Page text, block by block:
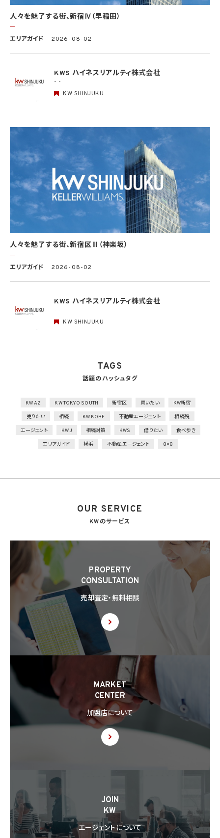
供が第8.1項各号のいずれかに該当するとき
5.3 当社は、第三者から個人情報の提供を受けるに際しては、個人情報保護委員会規則
該個人情報の提供が第4.1項各号のいずれかに該当する場合又は第8.1項各号のいずれ
(2) 当該第三者による当該個人情報の取得の経緯
6. 個人情報の安全管理
当社は、個人情報の紛失、破壊、改ざん及び漏洩などのリスクに対して、個人情報の安全
全管理が図られるよう、必要かつ適切な監督を行います。当社の保有個人データに関す
る具体的な安全管理措置の内容は、以下のとおりです。
基本方針の策定
個人データの適正な取扱いの確保のため、「関係法令・ガイドライン等の遵守」、「質問及
び苦情処理の窓口」等についての基本方針として、本プライバシーポリシーを策定
個人データの取扱いに係る規律の整備
取得、利用、保存、提供、削除・廃棄等の段階ごとに、取扱方法、責任者・担当者及びその
任務等について個人データの取扱規程を策定
組織的安全管理措置
1）個人データの取扱いに関する責任者を設置するとともに、個人データを取り扱う従業
者及び当該従業者が取り扱う個人データの範囲を明確化し、法や取扱規程に違反してい
部の者による監査を実施
1）個人データの取扱いに関する留意事項について、従業者に定期的な研修を実施
2）個人データについての秘密保持に関する事項を就業規則に記載
物理的安全管理措置
合、容易に個人データが判明しないよう措置を実施
2）個人データを取り扱う情報システムを外部からの不正アクセス又は不正ソフトウェア
外的環境の把握
全管理措置を実施
8.1 当社は、第4.1項各号のいずれかに該当する場合を除くほか、あらかじめ本人の同意を
(1) 利用目的の達成に必要な範囲内において個人情報の取扱いの全部又は一部を委託
することに伴って個人情報を提供する場合
(2) 合併その他の事由による事業の承継に伴って個人情報が提供される場合
(3) 第9項の定めに基づき共同利用する場合
8.2 第8.1項の定めにかかわらず、当社は、第4.1項各号のいずれかに該当する場合を除く
ほか、外国（個人情報保護法第28条に基づき個人情報保護委員会規則で指定される国
を除きます。）にある第三者（個人情報保護法第28条に基づき個人情報保護委員会規則
で指定される基準に適合する体制を整備している者を除きます。）に個人情報を提供する
場合には、あらかじめ外国にある第三者への提供を認める旨の本人の同意を得るもの
とします。
8.3 第8.2項に基づき外国にある第三者への提供につき本人の同意を得る場合、以下の
事項について本人に情報を提供するものとします。但し、第1号の事項が特定できない場
合、第1号及び第2号の事項に代えて、第1号の事項が特定できない旨及びその理由、並び
に当該事項に代わる本人に参考となるべき情報があれば当該情報を提供するものとし
ます。
(1) 当該外国の名称
(2) 当該外国における個人情報の保護に関する制度に関する情報
(3) 当該第三者が講じる個人情報の保護のための措置に関する情報（当該情報を提供
できない場合は、その旨及びその理由）
8.4 当社は、個人情報を第三者に提供したときは、個人情報保護法第29条に従い、記録
8.6 当社は、個人情報を第三者に提供した第三者から、個人情報の第三者提供及び提
供された個人情報の利用方法について本人の同意を取得したことを証する記録を提出
するように求められた場合、当該第三者に対し当該記録を提出することがあります。
9. 共同利用
人々を魅了する街、新宿Ⅳ（早稲田）
エリアガイド 2026-08-02
KWS ハイネスリアルティ株式会社
- -
KW SHINJUKU
人々を魅了する街、新宿区Ⅲ（神楽坂）
エリアガイド 2026-08-02
KWS ハイネスリアルティ株式会社
- -
KW SHINJUKU
TAGS
話題のハッシュタグ
KW AZ KW TOKYO SOUTH 新宿区 買いたい KW新宿
売りたい 相続 KW KOBE 不動産エージェント 相続税
エージェント KWJ 相続対策 KWS 借りたい 食べ歩き
エリアガイド 横浜 不動産エージェント 8×8
OUR SERVICE
KWのサービス
PROPERTY
CONSULTATION
売却査定・無料相談
MARKET
CENTER
加盟店について
JOIN
KW
エージェントについて